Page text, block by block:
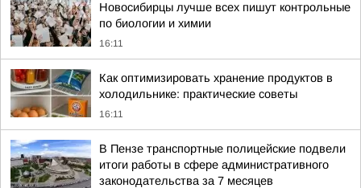
Новосибирцы лучше всех пишут контрольные
по биологии и химии
16:11
Как оптимизировать хранение продуктов в
холодильнике: практические советы
16:11
В Пензе транспортные полицейские подвели
итоги работы в сфере административного
законодательства за 7 месяцев